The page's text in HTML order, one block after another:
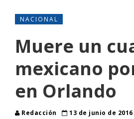
NACIONAL
Muere un
mexicano
en Orlando
Redacción
13 de junio de 2016